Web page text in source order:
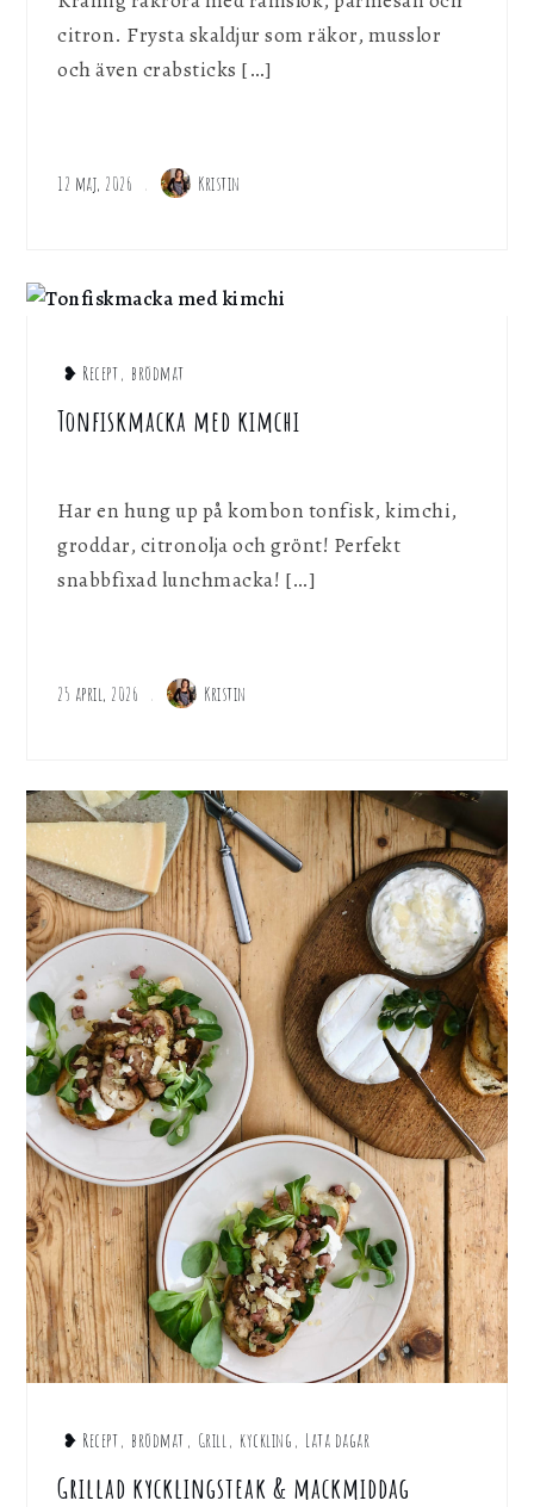
citron. Frysta skaldjur som räkor, musslor
och även crabsticks […]
12 maj, 2026 Kristin
❥ Recept, brödmat
Tonfiskmacka med kimchi
Har en hung up på kombon tonfisk, kimchi,
groddar, citronolja och grönt! Perfekt
snabbfixad lunchmacka! […]
25 april, 2026 Kristin
❥ Recept, brödmat , Grill , kyckling , Lata dagar
Grillad kycklingsteak & mackmiddag